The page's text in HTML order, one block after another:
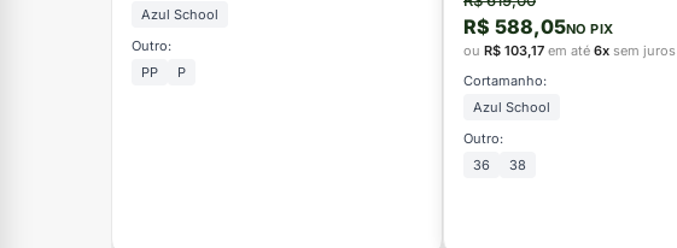
Azul School
Outro:
PP
P
R$ 588,05NO PIX
ou R$ 103,17 em até 6x sem juros
Cortamanho:
Azul School
Outro:
36
38